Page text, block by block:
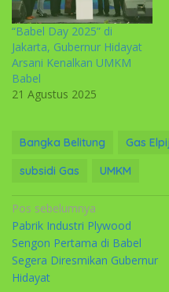
“Babel Day 2025” di
Jakarta, Gubernur Hidayat
Arsani Kenalkan UMKM
Babel
21 Agustus 2025
Bangka Belitung Gas
subsidi Gas
UMKM
Navigasi
pos
Pos sebelumnya
Pabrik Industri Plywood
Sengon Pertama di Babel
Segera Diresmikan Gubernur
Hidayat